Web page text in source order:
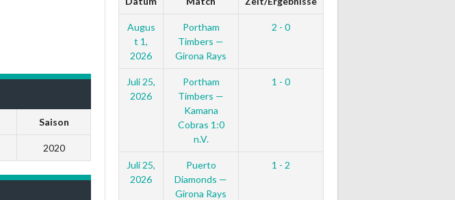
Saison
2020
Augus
t 1,
2026
Portham
Timbers —
Girona Rays
2 - 0
Juli 25,
2026
Portham
Timbers —
Kamana
Cobras 1:0
n.V.
1 - 0
Juli 25,
2026
Puerto
Diamonds —
Girona Rays
1 - 2